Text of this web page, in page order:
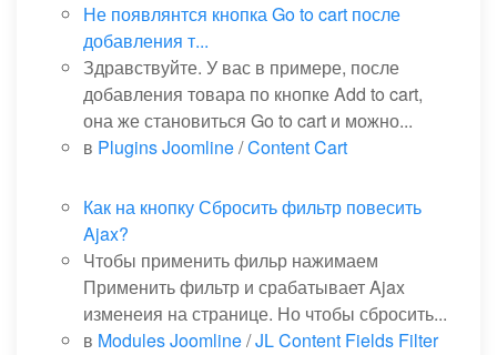
Не появлянтся кнопка Go to cart после
добавления т...
Здравствуйте. У вас в примере, после
добавления товара по кнопке Add to cart,
она же становиться Go to cart и можно...
в Plugins Joomline/Content Cart
Как на кнопку Сбросить фильтр повесить
Ajax?
Чтобы применить фильр нажимаем
Применить фильтр и срабатывает Ajax
изменеия на странице. Но чтобы сбросить...
в Modules Joomline/JL Content Fields Filter